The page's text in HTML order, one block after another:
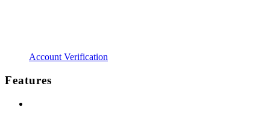
Account Verification
Features